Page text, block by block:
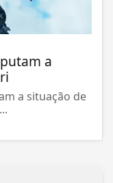
a
a situação de